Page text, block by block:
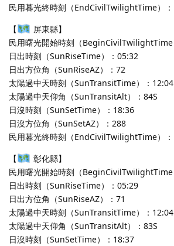
民用暮光終時刻（EndCivilTwilightTime）
【
屏東縣】
民用曙光開始時刻（
日出時刻（SunRiseTime）：05:32
日出方位角（SunRiseAZ）：72
太陽過中天時刻（SunTransitTime）：12:04
太陽過中天仰角（SunTransitAlt）：84S
日沒時刻（SunSetTime）：18:36
日沒方位角（SunSetAZ）：288
民用暮光終時刻（EndCivilTwilightTime）
【
彰化縣】
民用曙光開始時刻（
日出時刻（SunRiseTime）：05:29
日出方位角（SunRiseAZ）：71
太陽過中天時刻（SunTransitTime）：12:04
太陽過中天仰角（SunTransitAlt）：83S
日沒時刻（SunSetTime）：18:37